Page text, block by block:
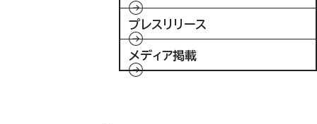
プレスリリース
メディア掲載